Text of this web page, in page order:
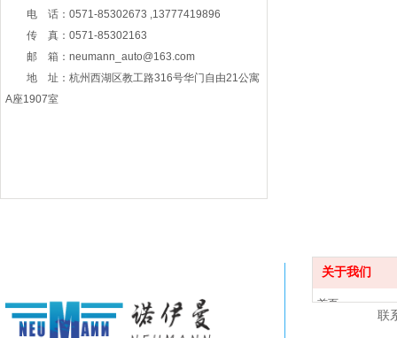
电 话：0571-85302673 ,13777419896
传 真：0571-85302163
邮 箱：neumann_auto@163.com
地 址：杭州西湖区教工路316号华门自由21公寓
A座1907室
关于我们
首页
联